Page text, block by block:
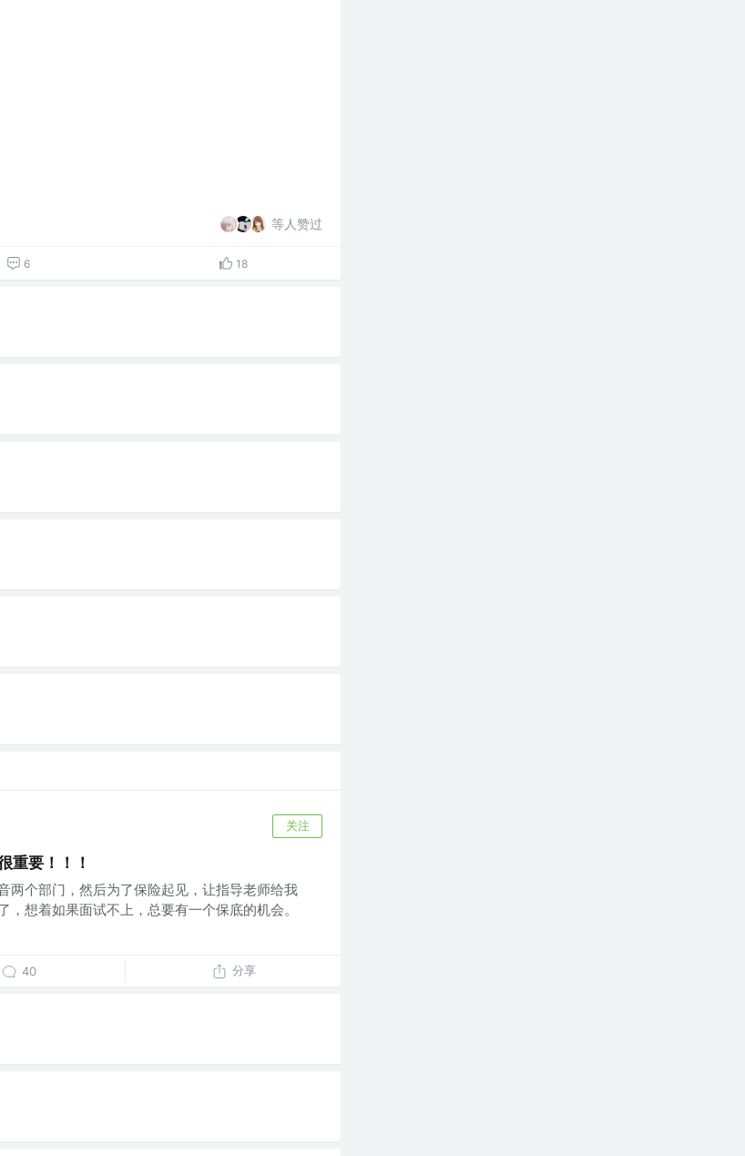
等人赞过
6 18
关注
重要！！！
两个部门，然后为了保险起见，让指导老师给我
想着如果面试不上，总要有一个保底的机会。
40 分享